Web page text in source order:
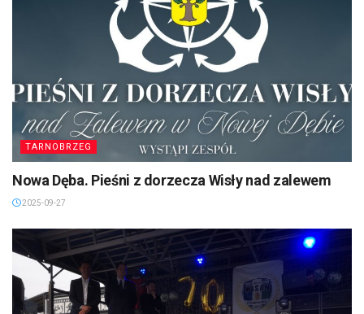
TARNOBRZEG
Nowa Dęba. Pieśni z dorzecza Wisły nad zalewem
2025-09-27